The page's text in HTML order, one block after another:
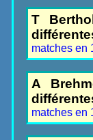
T
matches en
A
matches en